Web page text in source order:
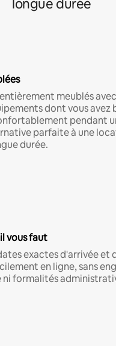
longue durée
meublés
dont vous avez
pendant
parfaite à une
durée.
vous faut
exactes d'arrivée et
en ligne, sans
formalités